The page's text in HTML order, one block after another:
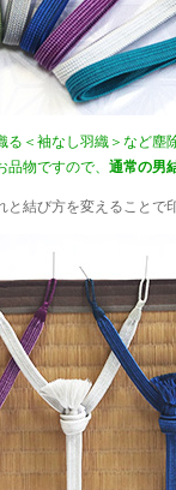
る＜袖なし羽織＞など塵
品物ですので、 通常の男
と結び方を変えることで